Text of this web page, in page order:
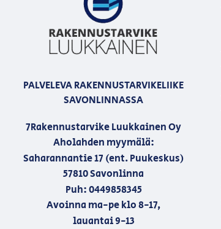
PALVELEVA RAKENNUSTARVIKELIIKE
SAVONLINNASSA
7Rakennustarvike Luukkainen Oy
Aholahden myymälä:
Saharannantie 17 (ent. Puukeskus)
57810 Savonlinna
Puh: 0449858345
Avoinna ma-pe klo 8-17,
lauantai 9-13